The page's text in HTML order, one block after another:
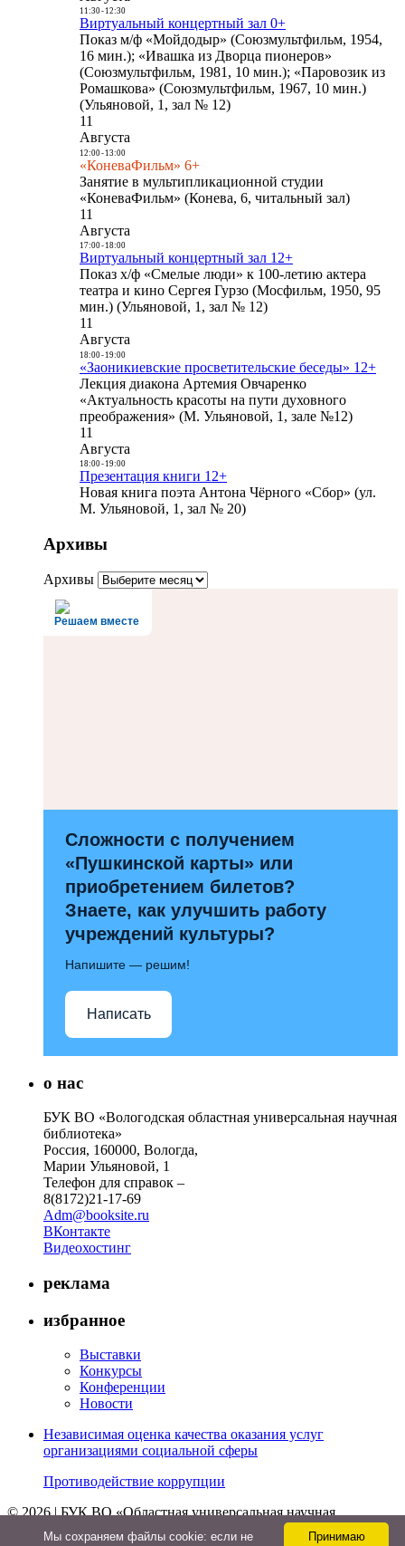
11:30- 12:30
Виртуальный концертный зал 0+
Показ м/ф «Мойдодыр» (Союзмультфильм, 1954,
16 мин.); «Ивашка из Дворца пионеров»
(Союзмультфильм, 1981, 10 мин.); «Паровозик из
Ромашкова» (Союзмультфильм, 1967, 10 мин.)
(Ульяновой, 1, зал № 12)
11
Августа
12:00- 13:00
«КоневаФильм» 6+
Занятие в мультипликационной студии
«КоневаФильм» (Конева, 6, читальный зал)
11
Августа
17:00- 18:00
Виртуальный концертный зал 12+
Показ х/ф «Смелые люди» к 100-летию актера
театра и кино Сергея Гурзо (Мосфильм, 1950, 95
мин.) (Ульяновой, 1, зал № 12)
11
Августа
18:00- 19:00
«Заоникиевские просветительские беседы» 12+
Лекция диакона Артемия Овчаренко
«Актуальность красоты на пути духовного
преображения» (М. Ульяновой, 1, зале №12)
11
Августа
18:00- 19:00
Презентация книги 12+
Новая книга поэта Антона Чёрного «Сбор» (ул.
М. Ульяновой, 1, зал № 20)
Архивы
Архивы
Решаем вместе
Сложности с получением
«Пушкинской карты» или
приобретением билетов?
Знаете, как улучшить работу
учреждений культуры?
Напишите — решим!
Написать
о нас
БУК ВО «Вологодская областная универсальная научная
библиотека»
Россия, 160000, Вологда,
Марии Ульяновой, 1
Телефон для справок –
8(8172)21-17-69
Adm@booksite.ru
ВКонтакте
Видеохостинг
реклама
избранное
Выставки
Конкурсы
Конференции
Новости
Независимая оценка качества оказания услуг
организациями социальной сферы
Противодействие коррупции
© 2026 | БУК ВО «Областная универсальная научная
библиотека»
Принимаю
Мы cохраняем файлы cookie: если не